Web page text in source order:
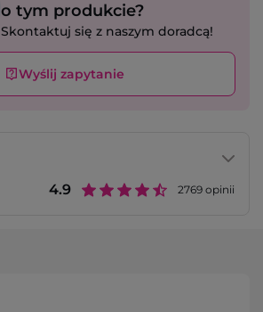
o tym produkcie?
Skontaktuj się z naszym doradcą!
Wyślij zapytanie
4.9 2769 opinii